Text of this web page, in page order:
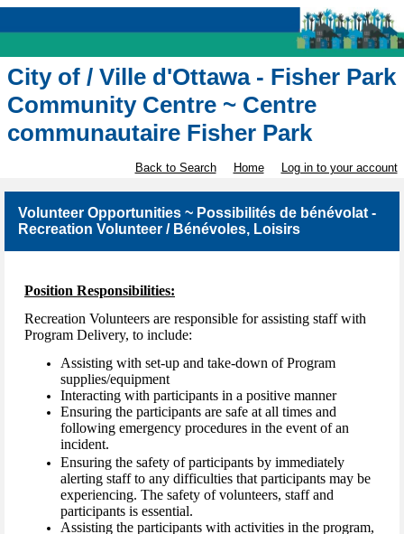
City of / Ville d'Ottawa - Fisher Park
Community Centre ~ Centre
communautaire Fisher Park
Back to Search Home Log in to your account
Volunteer Opportunities ~ Possibilités de bénévolat -
Recreation Volunteer / Bénévoles, Loisirs
Position Responsibilities:
Recreation Volunteers are responsible for assisting staff with
Program Delivery, to include:
Assisting with set-up and take-down of Program
supplies/equipment
Interacting with participants in a positive manner
Ensuring the participants are safe at all times and
following emergency procedures in the event of an
incident.
Ensuring the safety of participants by immediately
alerting staff to any difficulties that participants may be
experiencing. The safety of volunteers, staff and
participants is essential.
Assisting the participants with activities in the program,